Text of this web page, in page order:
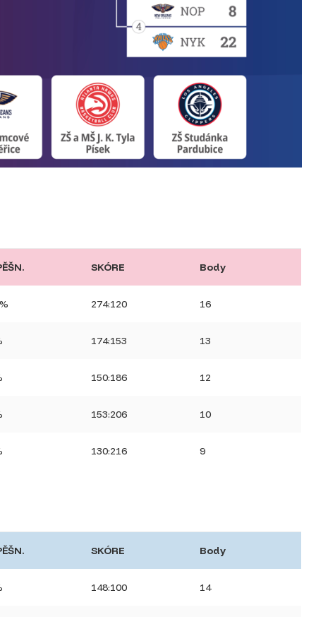
SKÓRE Body
274:120 16
174:153 13
150:186 12
153:206 10
130:216 9
SKÓRE Body
148:100 14